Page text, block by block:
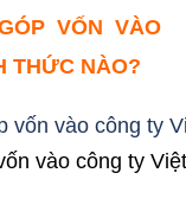
VỐN VÀO
THỨC NÀO?
vào công ty